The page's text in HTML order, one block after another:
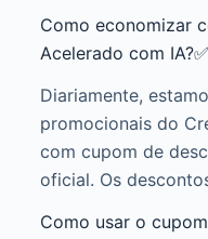
Como economizar
Acelerado com IA?✅
Diariamente,
promocionais do
com cupom de
oficial. Os
Como usar o